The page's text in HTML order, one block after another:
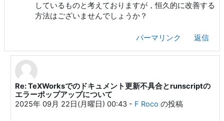
しているものと考えておりますが，恒久的に改善する
方法はございませんでしょうか？
パーマリンク 返信
F Roco への返信
Re: TeXWorksでのドキュメント更新不具合とrunscriptの
エラーポップアップについて
2025年 09月 22日(月曜日) 00:43- F Roco の投稿